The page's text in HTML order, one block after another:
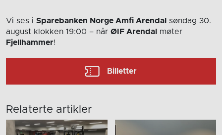
Vi ses i Sparebanken Norge Amfi Arendal søndag 30.
august klokken 19:00 – når ØIF Arendal møter
Fjellhammer!
Billetter
Relaterte artikler